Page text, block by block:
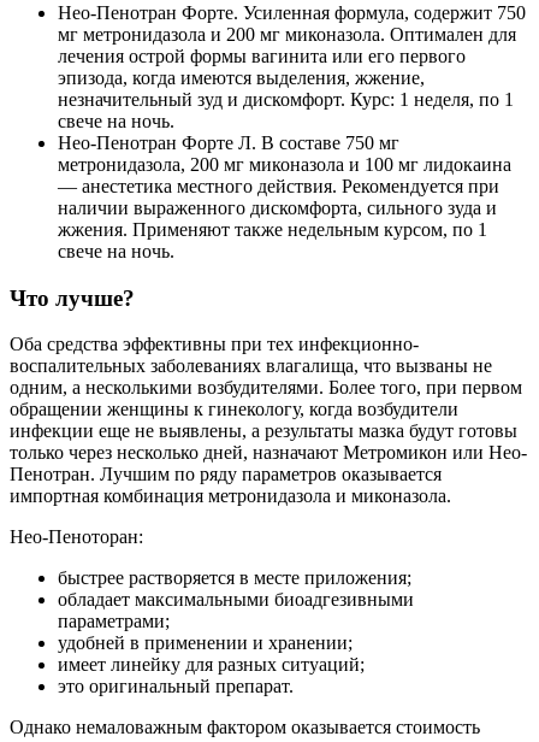
Нео-Пенотран Форте. Усиленная формула, содержит 750
мг метронидазола и 200 мг миконазола. Оптимален для
лечения острой формы вагинита или его первого
эпизода, когда имеются выделения, жжение,
незначительный зуд и дискомфорт. Курс: 1 неделя, по 1
свече на ночь.
Нео-Пенотран Форте Л. В составе 750 мг
метронидазола, 200 мг миконазола и 100 мг лидокаина
— анестетика местного действия. Рекомендуется при
наличии выраженного дискомфорта, сильного зуда и
жжения. Применяют также недельным курсом, по 1
свече на ночь.
Что лучше?
Оба средства эффективны при тех инфекционно-
воспалительных заболеваниях влагалища, что вызваны не
одним, а несколькими возбудителями. Более того, при первом
обращении женщины к гинекологу, когда возбудители
инфекции еще не выявлены, а результаты мазка будут готовы
только через несколько дней, назначают Метромикон или Нео-
Пенотран. Лучшим по ряду параметров оказывается
импортная комбинация метронидазола и миконазола.
Нео-Пеноторан:
быстрее растворяется в месте приложения;
обладает максимальными биоадгезивными
параметрами;
удобней в применении и хранении;
имеет линейку для разных ситуаций;
это оригинальный препарат.
Однако немаловажным фактором оказывается стоимость